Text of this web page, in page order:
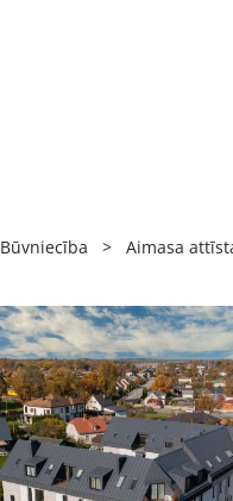
Būvniecība > Aimasa